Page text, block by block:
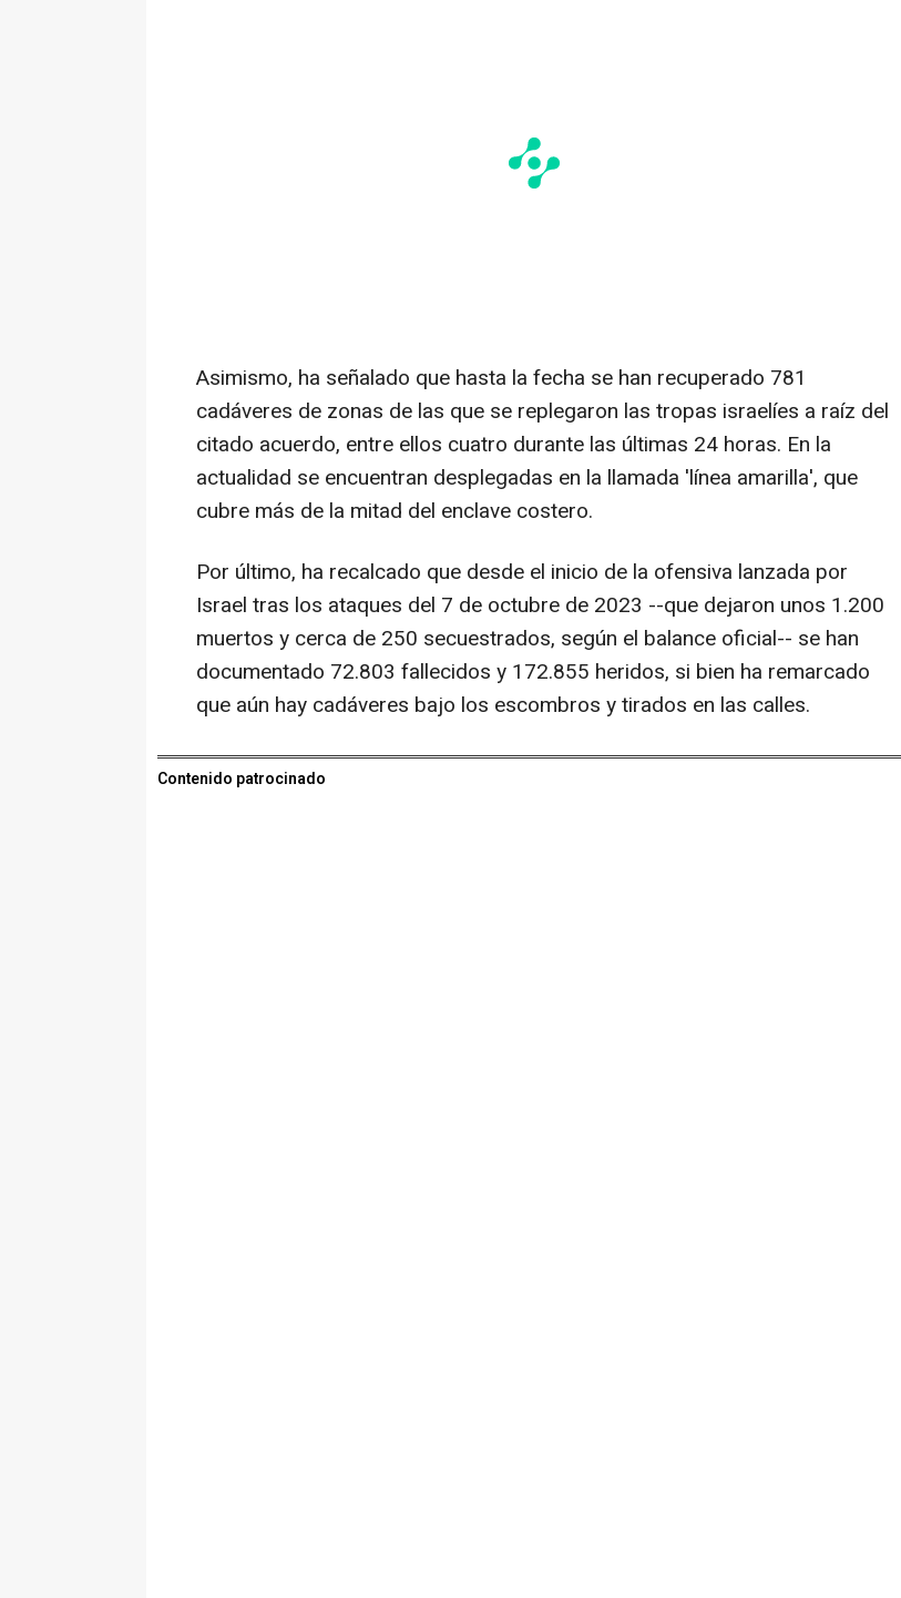
Asimismo, ha señalado que hasta la fecha se han recuperado 781
cadáveres de zonas de las que se replegaron las tropas israelíes a raíz del
citado acuerdo, entre ellos cuatro durante las últimas 24 horas. En la
actualidad se encuentran desplegadas en la llamada 'línea amarilla', que
cubre más de la mitad del enclave costero.
Por último, ha recalcado que desde el inicio de la ofensiva lanzada por
Israel tras los ataques del 7 de octubre de 2023 --que dejaron unos 1.200
muertos y cerca de 250 secuestrados, según el balance oficial-- se han
documentado 72.803 fallecidos y 172.855 heridos, si bien ha remarcado
que aún hay cadáveres bajo los escombros y tirados en las calles.
Contenido patrocinado